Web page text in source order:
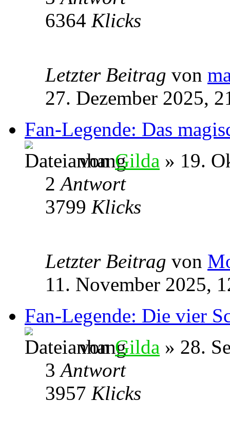
6364 Klicks
Letzter Beitrag von
27. Dezember 2025,
Fan-Legende: Das
vonGilda » 19.
2Antwort
3799 Klicks
Letzter Beitrag von
11. November 2025,
Fan-Legende: Die vier
vonGilda » 28.
3Antwort
3957 Klicks